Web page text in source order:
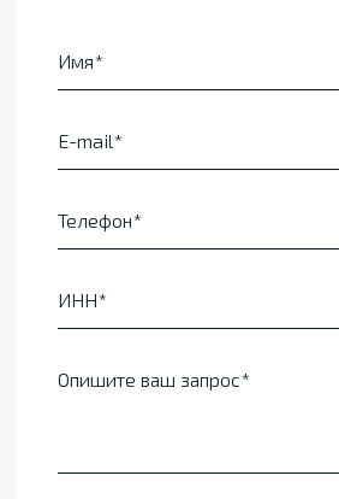
Имя
E-mail
Телефон
ИНН
Опишите ваш запрос